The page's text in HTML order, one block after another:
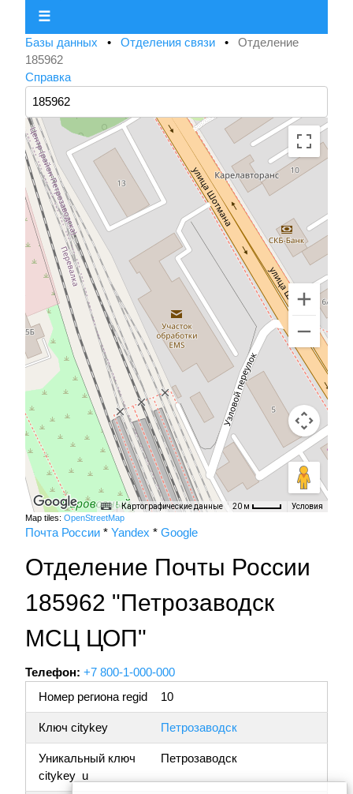
☰
Базы данных • Отделения связи • Отделение
185962
Справка
Картографические данные 20 м Условия
Map tiles: OpenStreetMap
Почта России * Yandex * Google
Отделение Почты России
185962 "Петрозаводск
МСЦ ЦОП"
Телефон: +7 800-1-000-000
Номер региона regid
10
Ключ citykey Петрозаводск
Уникальный ключ
citykey_u
Петрозаводск